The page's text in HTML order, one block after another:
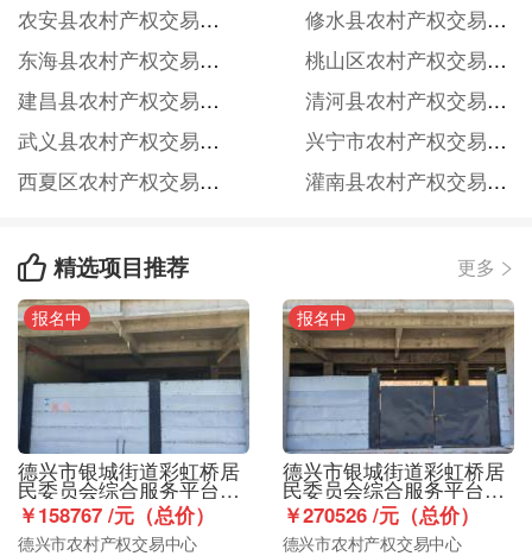
农安县农村产权交易信息服务网
修水县农村产权交易中心
东海县农村产权交易信息服务网
桃山区农村产权交易信息服务网
建昌县农村产权交易信息服务网
清河县农村产权交易信息服务网
武义县农村产权交易信息服务网
兴宁市农村产权交易信息服务网
西夏区农村产权交易信息服务网
灌南县农村产权交易信息服务网
 精选项目推荐 更多 
报名中
德兴市银城街道彩虹桥居
民委员会综合服务平台商
业楼1层1号67.01㎡店铺使
用权出租
￥158767 /元（总价）
德兴市农村产权交易中心
报名中
德兴市银城街道彩虹桥居
民委员会综合服务平台商
业楼1层2号114.18㎡店铺
使用权出租
￥270526 /元（总价）
德兴市农村产权交易中心